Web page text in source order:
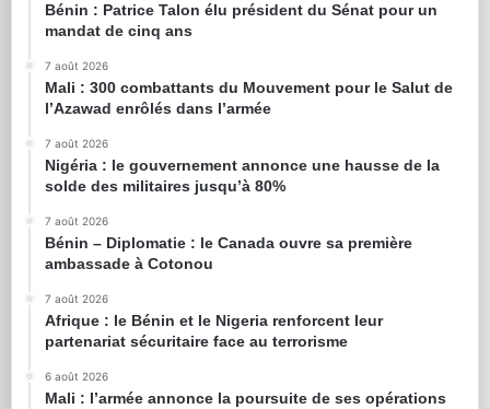
Bénin : Patrice Talon élu président du Sénat pour un
mandat de cinq ans
7 août 2026
Mali : 300 combattants du Mouvement pour le Salut de
l’Azawad enrôlés dans l’armée
7 août 2026
Nigéria : le gouvernement annonce une hausse de la
solde des militaires jusqu’à 80%
7 août 2026
Bénin – Diplomatie : le Canada ouvre sa première
ambassade à Cotonou
7 août 2026
Afrique : le Bénin et le Nigeria renforcent leur
partenariat sécuritaire face au terrorisme
6 août 2026
Mali : l’armée annonce la poursuite de ses opérations